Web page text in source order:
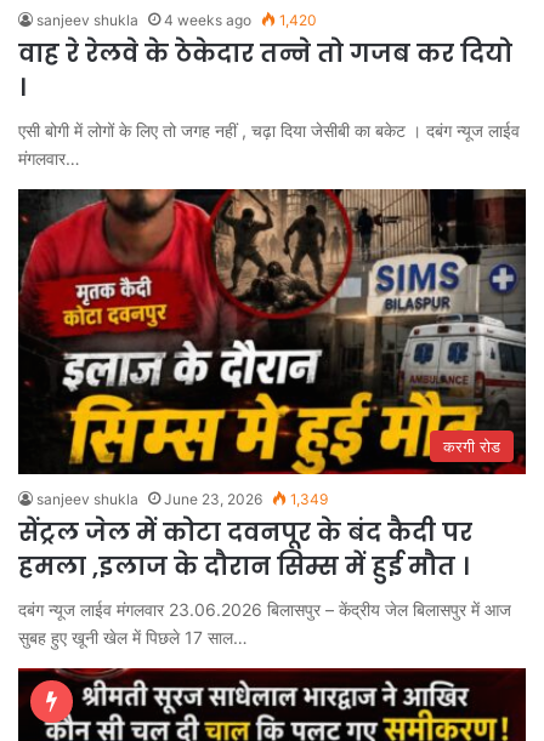
sanjeev shukla 4 weeks ago 1,420
वाह रे रेलवे के ठेकेदार तन्ने तो गजब कर दियो
।
एसी बोगी में लोगों के लिए तो जगह नहीं , चढ़ा दिया जेसीबी का बकेट । दबंग न्यूज लाईव
मंगलवार…
करगी रोड
sanjeev shukla June 23, 2026 1,349
सेंट्रल जेल में कोटा दवनपूर के बंद कैदी पर
हमला ,इलाज के दौरान सिम्स में हुई मौत ।
दबंग न्यूज लाईव मंगलवार 23.06.2026 बिलासपुर – केंद्रीय जेल बिलासपुर में आज
सुबह हुए खूनी खेल में पिछले 17 साल…